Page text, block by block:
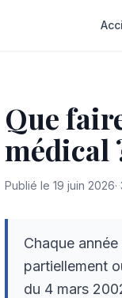
Que
médical
Publié le 19 juin 2026·
Chaque
partiellement
du 4 mars